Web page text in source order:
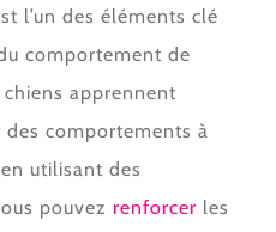
l’un des éléments clé
comportement de
apprennent
comportements à
utilisant des
pouvez renforcer les